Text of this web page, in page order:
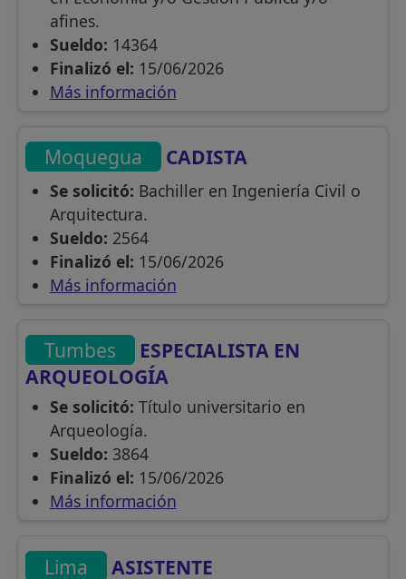
afines.
Sueldo: 14364
Finalizó el: 15/06/2026
Más información
Moquegua CADISTA
Se solicitó: Bachiller en Ingeniería Civil o
Arquitectura.
Sueldo: 2564
Finalizó el: 15/06/2026
Más información
Tumbes
ESPECIALISTA EN
ARQUEOLOGÍA
Se solicitó: Título universitario en
Arqueología.
Sueldo: 3864
Finalizó el: 15/06/2026
Más información
Lima
ASISTENTE